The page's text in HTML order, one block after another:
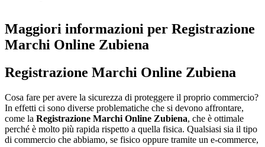
Maggiori informazioni per Registrazione
Marchi Online Zubiena
Registrazione Marchi Online Zubiena
Cosa fare per avere la sicurezza di proteggere il proprio commercio?
In effetti ci sono diverse problematiche che si devono affrontare,
come la Registrazione Marchi Online Zubiena, che è ottimale
perché è molto più rapida rispetto a quella fisica. Qualsiasi sia il tipo
di commercio che abbiamo, se fisico oppure tramite un e-commerce,